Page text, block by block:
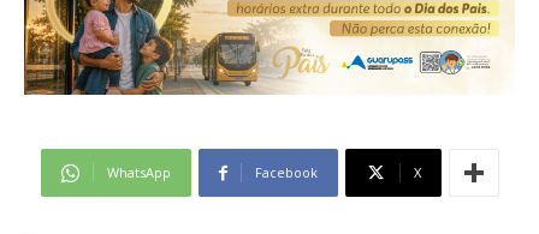
WhatsApp Facebook X